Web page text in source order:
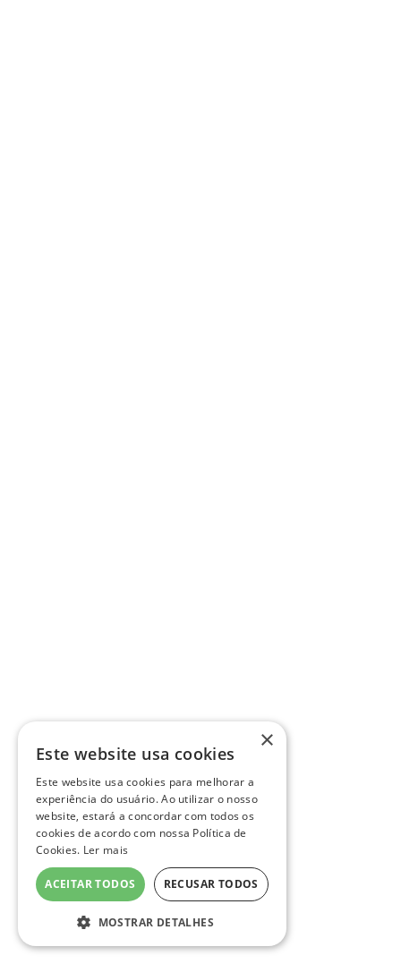
×
Este website usa cookies
Este website usa cookies para melhorar a
experiência do usuário. Ao utilizar o nosso
website, estará a concordar com todos os
cookies de acordo com nossa Política de
Cookies. Ler mais
ACEITAR TODOS RECUSAR TODOS
MOSTRAR DETALHES